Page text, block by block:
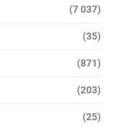
(7 037)
(35)
(871)
(203)
(25)